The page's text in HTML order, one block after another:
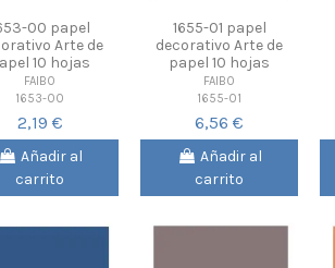
00 papel
Arte de
10 hojas
FAIBO
1653-00
2,19 €
Añadir al
carrito
1655-01 papel
decorativo Arte de
papel 10 hojas
FAIBO
1655-01
6,56 €
Añadir al
carrito